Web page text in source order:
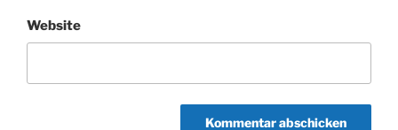
Website